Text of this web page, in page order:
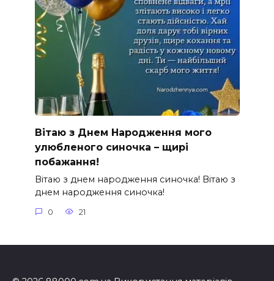
Вітаю з Днем Народження мого
улюбленого синочка – щирі
побажання!
Вітаю з днем народження синочка! Вітаю з
днем народження синочка!
0 21